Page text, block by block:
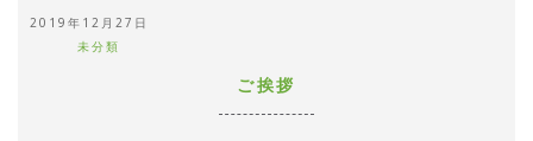
2019年12月27日
未分類
ご挨拶